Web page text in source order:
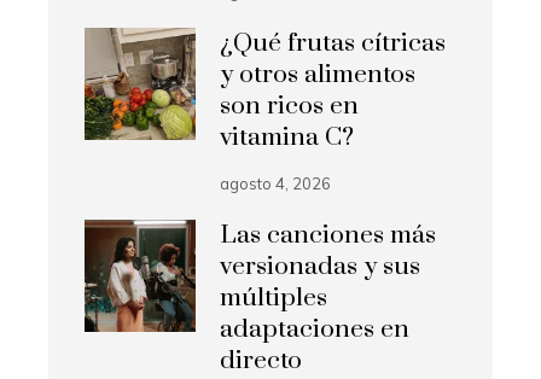
¿Qué frutas cítricas
y otros alimentos
son ricos en
vitamina C?
agosto 4, 2026
Las canciones más
versionadas y sus
múltiples
adaptaciones en
directo